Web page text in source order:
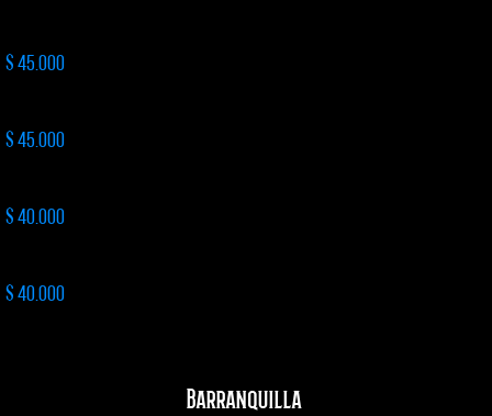
$ 45.000
$ 45.000
$ 40.000
$ 40.000
Barranquilla